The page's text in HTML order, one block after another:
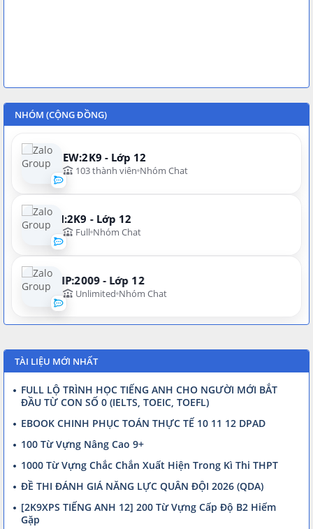
NHÓM (CỘNG ĐỒNG)
NEW:2K9 - Lớp 12
103 thành viên Nhóm Chat
N:2K9 - Lớp 12
Full Nhóm Chat
VIP:2009 - Lớp 12
Unlimited Nhóm Chat
TÀI LIỆU MỚI NHẤT
FULL LỘ TRÌNH HỌC TIẾNG ANH CHO NGƯỜI MỚI BẮT
ĐẦU TỪ CON SỐ 0 (IELTS, TOEIC, TOEFL)
EBOOK CHINH PHỤC TOÁN THỰC TẾ 10 11 12 DPAD
100 Từ Vựng Nâng Cao 9+
1000 Từ Vựng Chắc Chắn Xuất Hiện Trong Kì Thi THPT
ĐỀ THI ĐÁNH GIÁ NĂNG LỰC QUÂN ĐỘI 2026 (QDA)
[2K9XPS TIẾNG ANH 12] 200 Từ Vựng Cấp Độ B2 Hiếm
Gặp